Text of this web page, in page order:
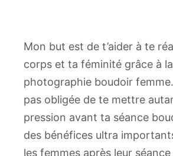
Mon but est de t’aider à te
corps et ta féminité grâce à la
photographie boudoir femme.
pas obligée de te mettre
pression avant ta séance
des bénéfices ultra
les femmes après leur séance